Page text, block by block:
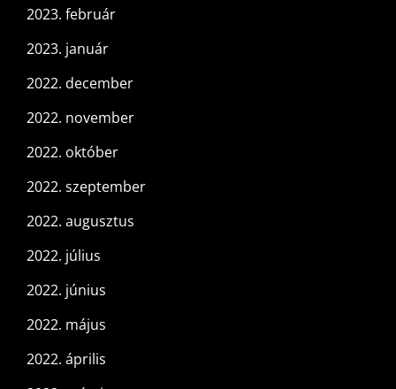
2023. február
2023. január
2022. december
2022. november
2022. október
2022. szeptember
2022. augusztus
2022. július
2022. június
2022. május
2022. április